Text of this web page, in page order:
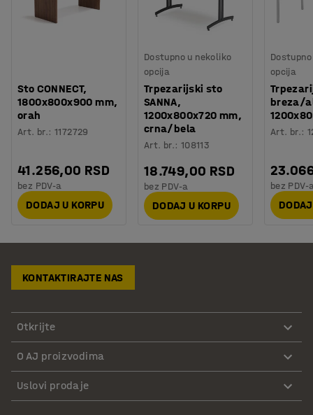
Sto CONNECT,
1800x800x900 mm,
orah
Art. br.:1172729
41.256,00 RSD
bez PDV-a
DODAJ U KORPU
Dostupno u nekoliko
opcija
Trpezarijski sto
SANNA,
1200x800x720 mm,
crna/bela
Art. br.: 108113
18.749,00 RSD
bez PDV-a
DODAJ U KORPU
opcija
breza/
Art. br.:
bez PDV-
KONTAKTIRAJTE NAS
Otkrijte
O AJ proizvodima
Uslovi prodaje